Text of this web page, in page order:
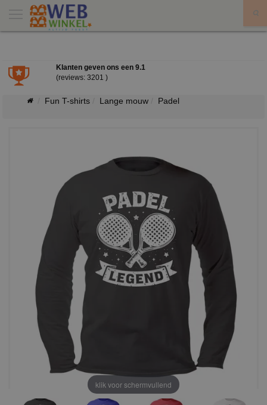
Klanten geven ons een 9.1
(reviews: 3201 )
Fun T-shirts Lange mouw Padel
klik voor schermvullend